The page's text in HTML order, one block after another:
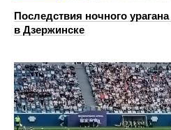
Последствия ночного
в Дзержинске